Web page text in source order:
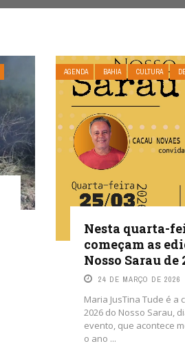
AGENDA BAHIA CULTURA
Nesta quarta-
começam as
Nosso Sarau de
24 DE MARÇO DE 2026
Maria JusTina Tude é a
2026 do Nosso Sarau,
evento, que acontece
o ano ...